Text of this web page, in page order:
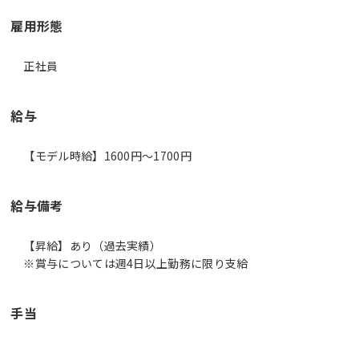
雇用形態
正社員
給与
【モデル時給】1600円〜1700円
給与備考
【昇給】あり（過去実績）
※賞与については週4日以上勤務に限り支給
手当